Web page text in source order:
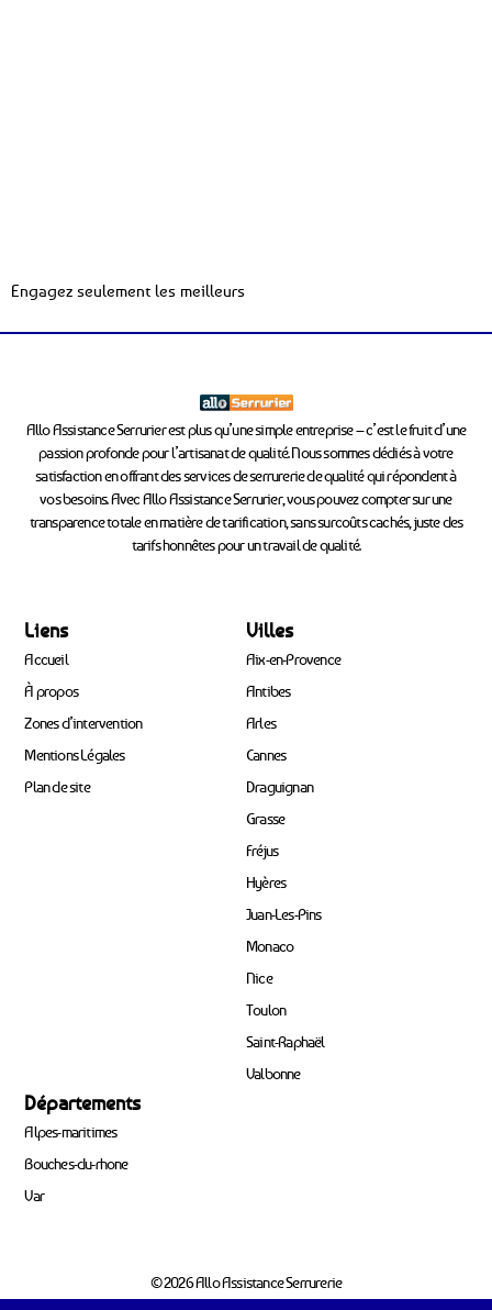
Engagez seulement les meilleurs
Allo Assistance Serrurier est plus qu’une simple entreprise – c’est le fruit d’une
passion profonde pour l’artisanat de qualité. Nous sommes dédiés à votre
satisfaction en offrant des services de serrurerie de qualité qui répondent à
vos besoins. Avec Allo Assistance Serrurier, vous pouvez compter sur une
transparence totale en matière de tarification, sans surcoûts cachés, juste des
tarifs honnêtes pour un travail de qualité.
Liens
Accueil
À propos
Zones d’intervention
Mentions Légales
Plan de site
Villes
Aix-en-Provence
Antibes
Arles
Cannes
Draguignan
Grasse
Fréjus
Hyères
Juan-Les-Pins
Monaco
Nice
Toulon
Saint-Raphaël
Valbonne
Départements
Alpes-maritimes
Bouches-du-rhone
Var
© 2026 Allo Assistance Serrurerie